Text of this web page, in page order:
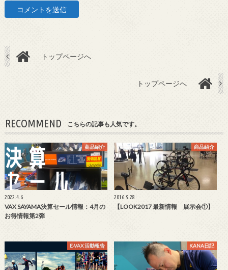
トップページへ
トップページへ
RECOMMEND こちらの記事も人気です。
商品紹介
2022.4.6
VAX SAYAMA決算セール情報：4月の
お得情報第2弾
商品紹介
2016.9.28
【LOOK2017 最新情報 展示会①】
E-VAX 活動報告 KANA日記